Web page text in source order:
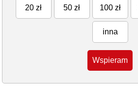
20 zł 50 zł 100 zł
inna
Wspieram